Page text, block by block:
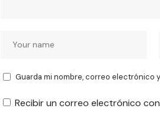
Guarda mi nombre, correo electrónico
Recibir un correo electrónico